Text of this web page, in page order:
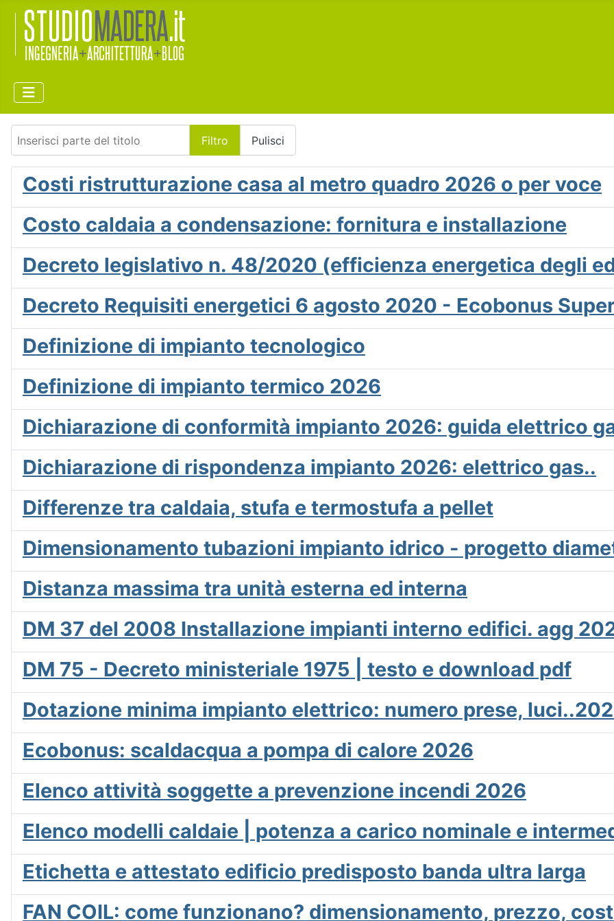
Filtro Pulisci
Costi ristrutturazione casa al metro quadro 2026 o per voce
Costo caldaia a condensazione: fornitura e installazione
Decreto legislativo n. 48/2020 (efficienza energetica degli
Decreto Requisiti energetici 6 agosto 2020 - Ecobonus
Definizione di impianto tecnologico
Definizione di impianto termico 2026
Dichiarazione di conformità impianto 2026: guida elettrico
Dichiarazione di rispondenza impianto 2026: elettrico gas..
Differenze tra caldaia, stufa e termostufa a pellet
Dimensionamento tubazioni impianto idrico - progetto
Distanza massima tra unità esterna ed interna
DM 37 del 2008 Installazione impianti interno edifici. agg
DM 75 - Decreto ministeriale 1975 | testo e download pdf
Dotazione minima impianto elettrico: numero prese,
Ecobonus: scaldacqua a pompa di calore 2026
Elenco attività soggette a prevenzione incendi 2026
Elenco modelli caldaie | potenza a carico nominale e
Etichetta e attestato edificio predisposto banda ultra larga
FAN COIL: come funzionano? dimensionamento, prezzo,